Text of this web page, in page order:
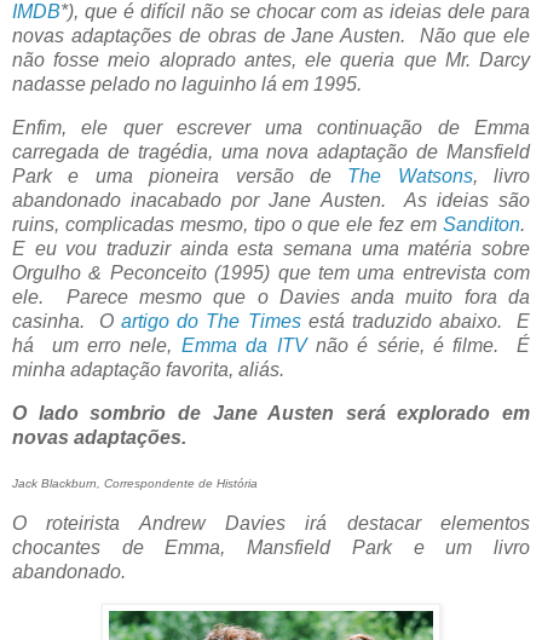
IMDB*), que é difícil não se chocar com as ideias dele para
novas adaptações de obras de Jane Austen. Não que ele
não fosse meio aloprado antes, ele queria que Mr. Darcy
nadasse pelado no laguinho lá em 1995.
Enfim, ele quer escrever uma continuação de Emma
carregada de tragédia, uma nova adaptação de Mansfield
Park e uma pioneira versão de The Watsons, livro
abandonado inacabado por Jane Austen. As ideias são
ruins, complicadas mesmo, tipo o que ele fez em Sanditon.
E eu vou traduzir ainda esta semana uma matéria sobre
Orgulho & Peconceito (1995) que tem uma entrevista com
ele. Parece mesmo que o Davies anda muito fora da
casinha. Oartigo do The Timesestá traduzido abaixo. E
há um erro nele, Emma da ITVnão é série, é filme. É
minha adaptação favorita, aliás.
O lado sombrio de Jane Austen será explorado em
novas adaptações.
Jack Blackburn, Correspondente de História
O roteirista Andrew Davies irá destacar elementos
chocantes de Emma, ​​Mansfield Park e um livro
abandonado.